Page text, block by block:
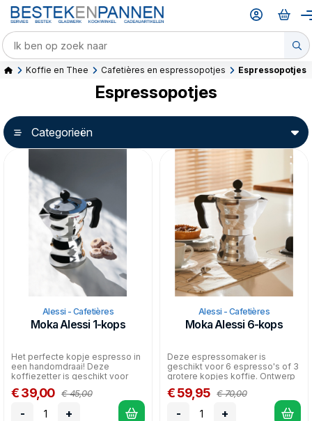
Koffie en Thee Cafetières en espressopotjes Espressopotjes
Espressopotjes
Categorieën
Alessi - Cafetières
Moka Alessi 1-kops
Het perfecte kopje espresso in
een handomdraai! Deze
koffiezetter is geschikt voor
precies é&eacut...
€ 39,00 € 45,00
- +
Alessi - Cafetières
Moka Alessi 6-kops
Deze espressomaker is
geschikt voor 6 espresso's of 3
grotere kopjes koffie. Ontwerp
Alessandro Mend...
€ 59,95 € 70,00
- +